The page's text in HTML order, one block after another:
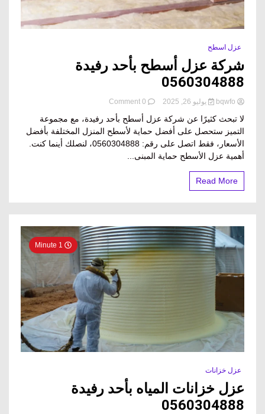
عزل اسطح
شركة عزل أسطح بأحد رفيدة
0560304888
يوليو 26, 2025 0 Comment
on
عزل
أسطح
بأحد
لا تبحث كثيرًا عن شركة عزل أسطح بأحد رفيدة، مع مجموعة
التميز ستحصل على أفضل حماية لأسطح المنزل المختلفة بأفضل
الأسعار، فقط اتصل على رقم: 0560304888، لنصلك أينما كنت.
أهمية عزل الأسطح حماية المبنى...
Read More
عزل خزانات
عزل خزانات المياه بأحد رفيدة
0560304888